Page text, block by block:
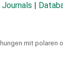
mit polaren